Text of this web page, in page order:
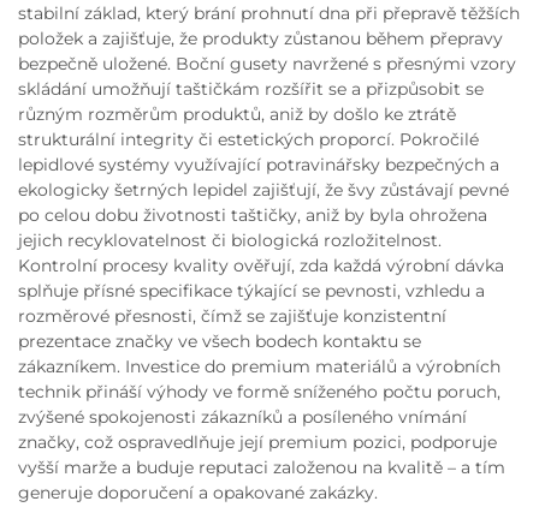
stabilní základ, který brání prohnutí dna při přepravě těžších
položek a zajišťuje, že produkty zůstanou během přepravy
bezpečně uložené. Boční gusety navržené s přesnými vzory
skládání umožňují taštičkám rozšířit se a přizpůsobit se
různým rozměrům produktů, aniž by došlo ke ztrátě
strukturální integrity či estetických proporcí. Pokročilé
lepidlové systémy využívající potravinářsky bezpečných a
ekologicky šetrných lepidel zajišťují, že švy zůstávají pevné
po celou dobu životnosti taštičky, aniž by byla ohrožena
jejich recyklovatelnost či biologická rozložitelnost.
Kontrolní procesy kvality ověřují, zda každá výrobní dávka
splňuje přísné specifikace týkající se pevnosti, vzhledu a
rozměrové přesnosti, čímž se zajišťuje konzistentní
prezentace značky ve všech bodech kontaktu se
zákazníkem. Investice do premium materiálů a výrobních
technik přináší výhody ve formě sníženého počtu poruch,
zvýšené spokojenosti zákazníků a posíleného vnímání
značky, což ospravedlňuje její premium pozici, podporuje
vyšší marže a buduje reputaci založenou na kvalitě – a tím
generuje doporučení a opakované zakázky.